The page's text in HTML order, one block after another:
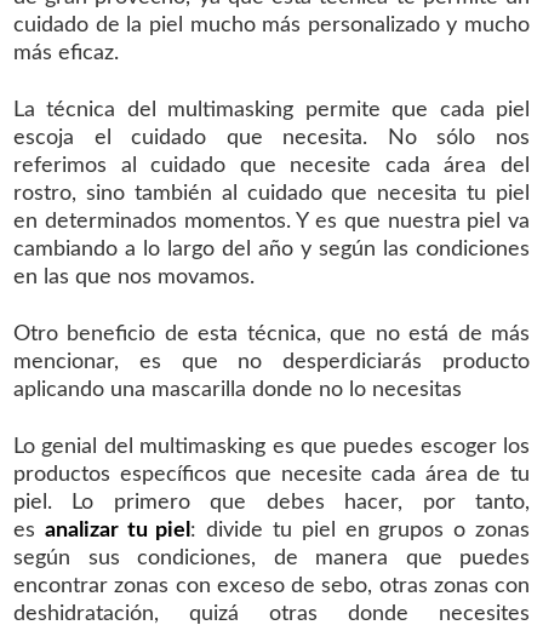
cuidado de la piel mucho más personalizado y mucho
más eficaz.
La técnica del multimasking permite que cada piel
escoja el cuidado que necesita. No sólo nos
referimos al cuidado que necesite cada área del
rostro, sino también al cuidado que necesita tu piel
en determinados momentos. Y es que nuestra piel va
cambiando a lo largo del año y según las condiciones
en las que nos movamos.
Otro beneficio de esta técnica, que no está de más
mencionar, es que no desperdiciarás producto
aplicando una mascarilla donde no lo necesitas
Lo genial del multimasking es que puedes escoger los
productos específicos que necesite cada área de tu
piel. Lo primero que debes hacer, por tanto,
es analizar tu piel : divide tu piel en grupos o zonas
según sus condiciones, de manera que puedes
encontrar zonas con exceso de sebo, otras zonas con
deshidratación, quizá otras donde necesites